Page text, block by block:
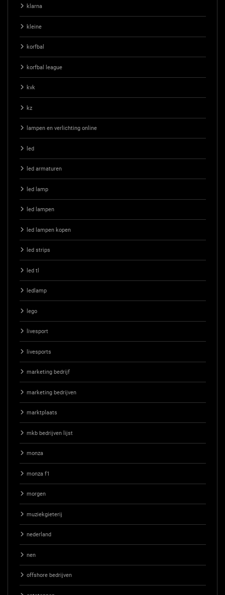
klarna
kleine
korfbal
korfbal league
kvk
kz
lampen en verlichting online
led
led armaturen
led lamp
led lampen
led lampen kopen
led strips
led tl
ledlamp
lego
livesport
livesports
marketing bedrijf
marketing bedrijven
marktplaats
mkb bedrijven lijst
monza
monza f1
morgen
muziekgieterij
nederland
nen
offshore bedrijven